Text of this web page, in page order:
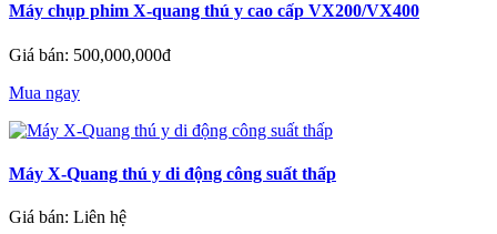
Máy chụp phim X-quang thú y cao cấp VX200/VX400
Giá bán: 500,000,000đ
Mua ngay
Máy X-Quang thú y di động công suất thấp
Giá bán: Liên hệ